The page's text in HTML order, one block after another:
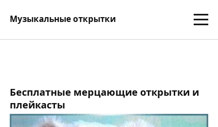
Музыкальные открытки
Бесплатные мерцающие открытки и
плейкасты